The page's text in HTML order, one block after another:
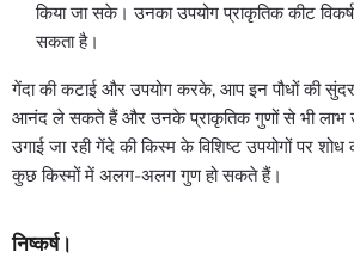
किया जा सके। उनका उपयोग प्राकृतिक कीट
सकता है।
गेंदा की कटाई और उपयोग करके, आप इन पौधों की
आनंद ले सकते हैं और उनके प्राकृतिक गुणों से भी लाभ
उगाई जा रही गेंदे की किस्म के विशिष्ट उपयोगों पर
कुछ किस्मों में अलग-अलग गुण हो सकते हैं।
निष्कर्ष।